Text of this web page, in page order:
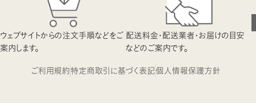
ウェブサイトからの注文手順などをご
案内します。
配送料金・配送業者・お届けの目安
などのご案内です。
ご利用規約特定商取引に基づく表記個人情報保護方針